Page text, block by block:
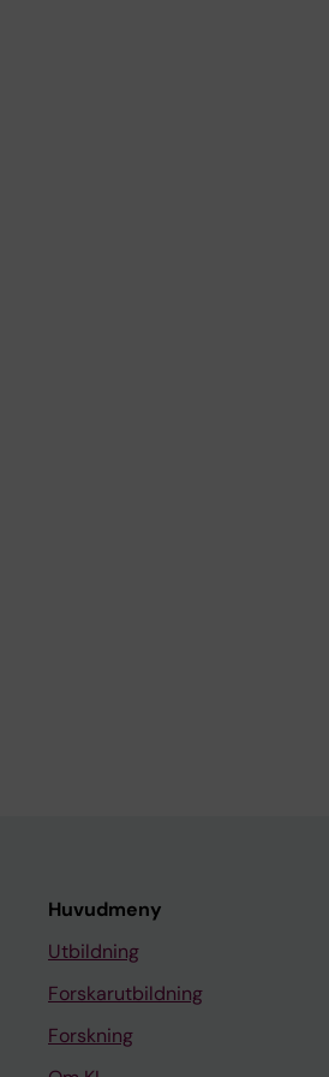
Huvudmeny
Utbildning
Forskarutbildning
Forskning